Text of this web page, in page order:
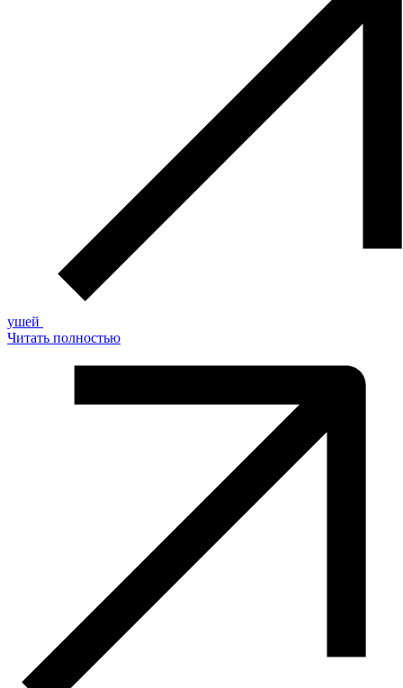
ушей
Читать полностью